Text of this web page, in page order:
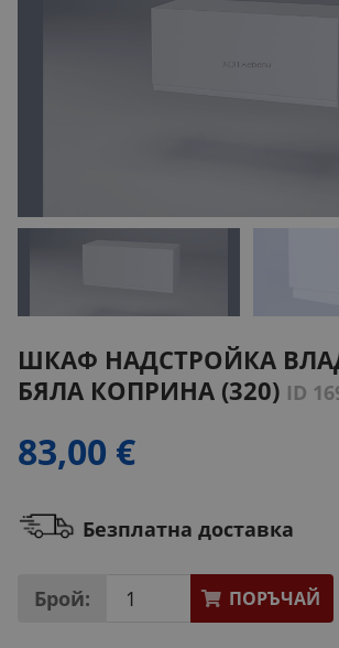
ШКАФ НАДСТРОЙКА
БЯЛА КОПРИНА (320) ID
83,00 €
Безплатна доставка
Брой: ПОРЪЧАЙ